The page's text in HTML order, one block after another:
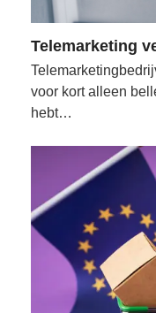
Telemarketing
voor kort alleen
hebt…